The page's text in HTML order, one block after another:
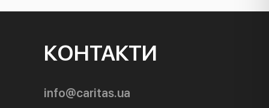
КОНТАКТИ
info@caritas.ua